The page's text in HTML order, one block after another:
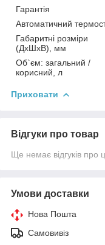
Гарантія
Автоматичний
Габаритні розміри
(ДxШxВ), мм
Об`єм: загальний /
корисний, л
Приховати
Відгуки про товар
Ще немає відгуків про
Умови доставки
Нова Пошта
Самовивіз